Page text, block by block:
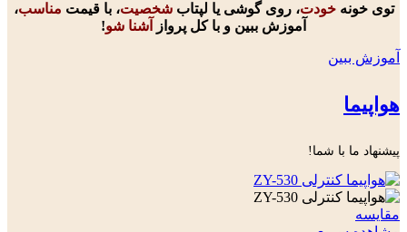
توی خونهخودت، روی گوشی یا لپتابشخصیت، با قیمت مناسب،
آموزش ببین و با کل پرواز
آشنا شو!
آموزش ببین
هواپیما
پیشنهاد ما با شما!
مقایسه